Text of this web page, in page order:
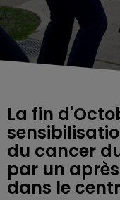
La fin
du cancer
par un
dans le